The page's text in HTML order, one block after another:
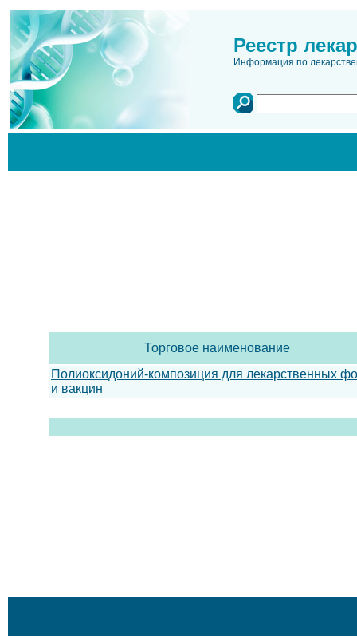
Реестр
Информация по
Торговое наименование
Полиоксидоний-композиция для лекарственных
и вакцин